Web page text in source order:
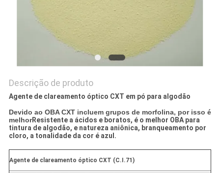
QUALIDADE
UM
ORÇAMENTO
MAPA
DO
SITE
Descrição de produto
Agente de clareamento óptico CXT em pó para algodão
Devido ao OBA CXT incluem grupos de morfolina, por isso é
melhorResistente a ácidos e boratos, é o melhor OBA para
tintura de algodão, e natureza aniônica, branqueamento por
cloro, a tonalidade da cor é azul.
Agente de clareamento óptico CXT (C.I.71)